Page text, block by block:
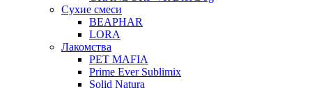
Сухие смеси
BEAPHAR
LORA
Лакомства
PET MAFIA
Prime Ever Sublimix
Solid Natura